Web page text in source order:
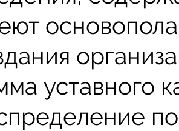
уставного